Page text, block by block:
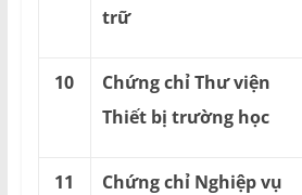
trữ
10
Chứng chỉ Thư viện
Thiết bị trường học
11
Chứng chỉ Nghiệp vụ